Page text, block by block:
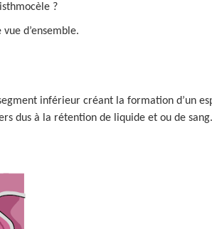
?
d’ensemble.
inférieur créant la formation d’un
dus à la rétention de liquide et ou de sang.